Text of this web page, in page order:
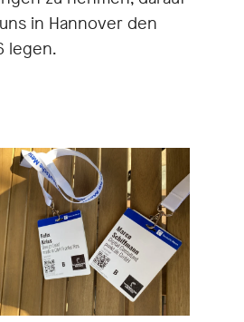
in Hannover den
legen.